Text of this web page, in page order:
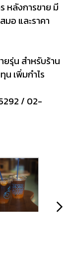
หลังการขาย มี
มอ และราคา
รุ่น สำหรับร้าน
เพิ่มกำไร
/ 02-